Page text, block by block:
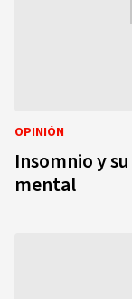
OPINIÓN
Insomnio y
mental